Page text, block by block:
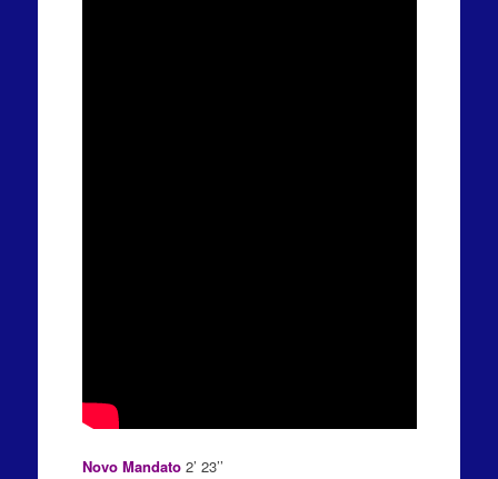
Novo Mandato2’ 23’’